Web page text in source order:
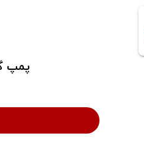
پمپ